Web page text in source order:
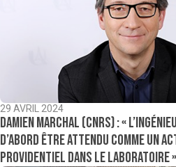
29 AVRIL 2024
Damien Marchal (CNRS) : «
d’abord être attendu comme un
providentiel dans le laboratoire »